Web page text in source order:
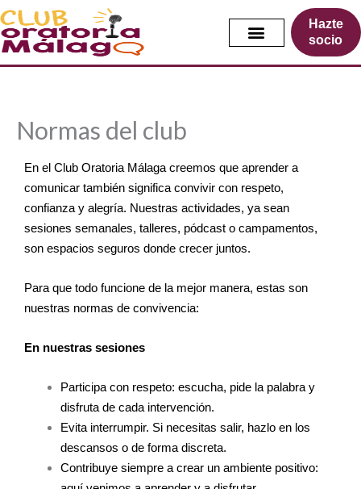
Ir
al
contenido
Hazte
socio
Normas del club
En el Club Oratoria Málaga creemos que aprender a
comunicar también significa convivir con respeto,
confianza y alegría. Nuestras actividades, ya sean
sesiones semanales, talleres, pódcast o campamentos,
son espacios seguros donde crecer juntos.
Para que todo funcione de la mejor manera, estas son
nuestras normas de convivencia:
En nuestras sesiones
Participa con respeto: escucha, pide la palabra y
disfruta de cada intervención.
Evita interrumpir. Si necesitas salir, hazlo en los
descansos o de forma discreta.
Contribuye siempre a crear un ambiente positivo: